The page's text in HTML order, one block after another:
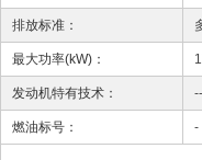
排放标准：
最大功率(kW)：
发动机特有技术： --
燃油标号： -